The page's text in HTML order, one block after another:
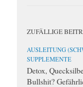
ZUFÄLLIGE
AUSLEITUNG
SUPPLEMENTE
Detox,
Bullshit?